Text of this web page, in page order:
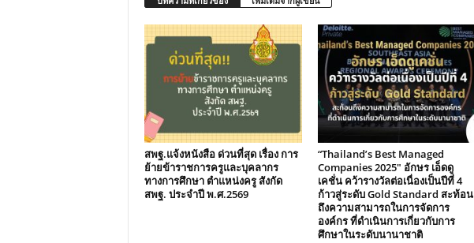
สพฐ.แจ้งหนังสือ ด่วนที่สุด เรื่อง การ
ย้ายข้าราชการครูและบุคลากร
ทางการศึกษา ตำแหน่งครู สังกัด
สพฐ. ประจำปี พ.ศ.2569
“Thailand’s Best Managed
Companies 2025″ อักษร เอ็ดดู
เคชั่น คว้ารางวัลต่อเนื่องเป็นปีที่ 4
ก้าวสู่ระดับ Gold Standard สะท้อน
ถึงความสามารถในการจัดการ
องค์กร ที่ดำเนินการเกี่ยวกับการ
ศึกษาในระดับนานาชาติ